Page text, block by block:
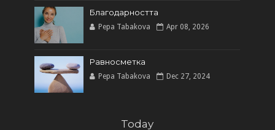
Благодарността
Pepa Tabakova Apr 08, 2026
Равносметка
Pepa Tabakova Dec 27, 2024
Today